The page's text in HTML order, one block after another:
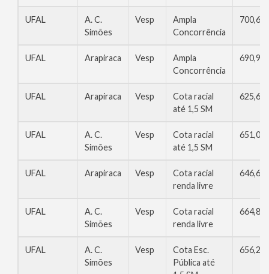
UFAL
A. C.
Simões
Vesp
Ampla
Concorrência
700,62
UFAL Arapiraca Vesp
Ampla
Concorrência
690,96
UFAL Arapiraca Vesp
Cota racial
até 1,5 SM
625,64
UFAL
A. C.
Simões
Vesp
Cota racial
até 1,5 SM
651,04
UFAL Arapiraca Vesp
Cota racial
renda livre
646,68
UFAL
A. C.
Simões
Vesp
Cota racial
renda livre
664,80
UFAL
A. C.
Simões
Vesp
Cota Esc.
Pública até
656,28